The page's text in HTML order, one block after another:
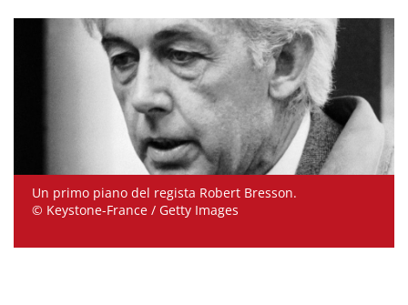
Un primo piano del regista Robert Bresson.
© Keystone-France / Getty Images